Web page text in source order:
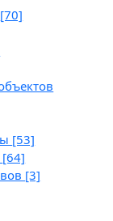
[70]
[53]
[64]
[3]